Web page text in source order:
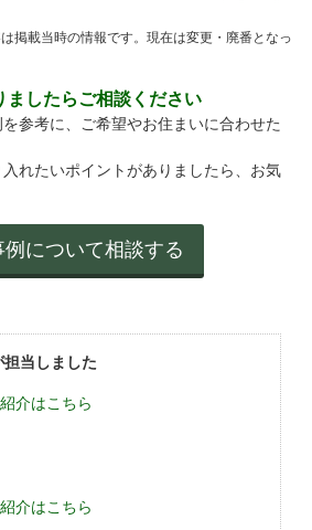
掲載当時の情報です。現在は変更・廃番となっ
ましたらご相談ください
参考に、ご希望やお住まいに合わせた
れたいポイントがありましたら、お気
当しました
介はこちら
介はこちら